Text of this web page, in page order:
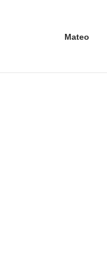
Mateo